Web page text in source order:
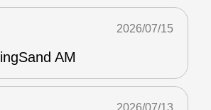
AM
2026/07/15